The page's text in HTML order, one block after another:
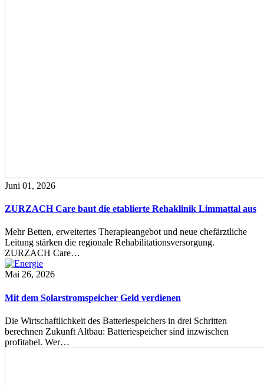
Juni 01, 2026
ZURZACH Care baut die etablierte Rehaklinik Limmattal aus
Mehr Betten, erweitertes Therapieangebot und neue chefärztliche
Leitung stärken die regionale Rehabilitationsversorgung.
ZURZACH Care…
Mai 26, 2026
Mit dem Solarstromspeicher Geld verdienen
Die Wirtschaftlichkeit des Batteriespeichers in drei Schritten
berechnen Zukunft Altbau: Batteriespeicher sind inzwischen
profitabel. Wer…